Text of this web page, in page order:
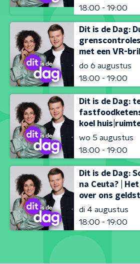
18:00 - 19:00
Dit is de Dag:
met een VR-bril
do 6 augustus
18:00 - 19:00
Dit is de Dag:
koel
wo 5 augustus
18:00 - 19:00
Dit is de Dag:
na Ceuta? |
over ons
di 4 augustus
18:00 - 19:00